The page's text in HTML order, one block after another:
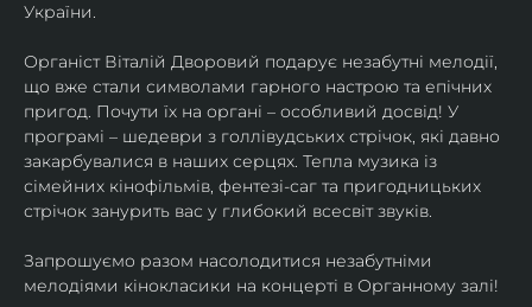
України.
Органіст Віталій Дворовий подарує незабутні мелодії,
що вже стали символами гарного настрою та епічних
пригод. Почути їх на органі – особливий досвід! У
програмі – шедеври з голлівудських стрічок, які давно
закарбувалися в наших серцях. Тепла музика із
сімейних кінофільмів, фентезі-саг та пригодницьких
стрічок занурить вас у глибокий всесвіт звуків.
Запрошуємо разом насолодитися незабутніми
мелодіями кінокласики на концерті в Органному залі!